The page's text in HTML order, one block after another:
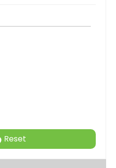
Reset